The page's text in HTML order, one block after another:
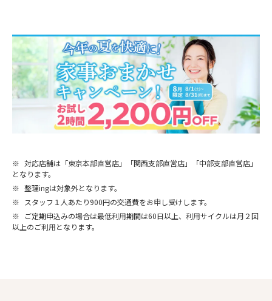
※ 対応店舗は「東京本部直営店」「関西支部直営店」「中部支部直営店」
となります。
※ 整理ingは対象外となります。
※
スタッフ１人あたり900円の交通費をお申し受けします。
※
ご定期申込みの場合は最低利用期間は60日以上、利用サイクルは月２回
以上のご利用となります。